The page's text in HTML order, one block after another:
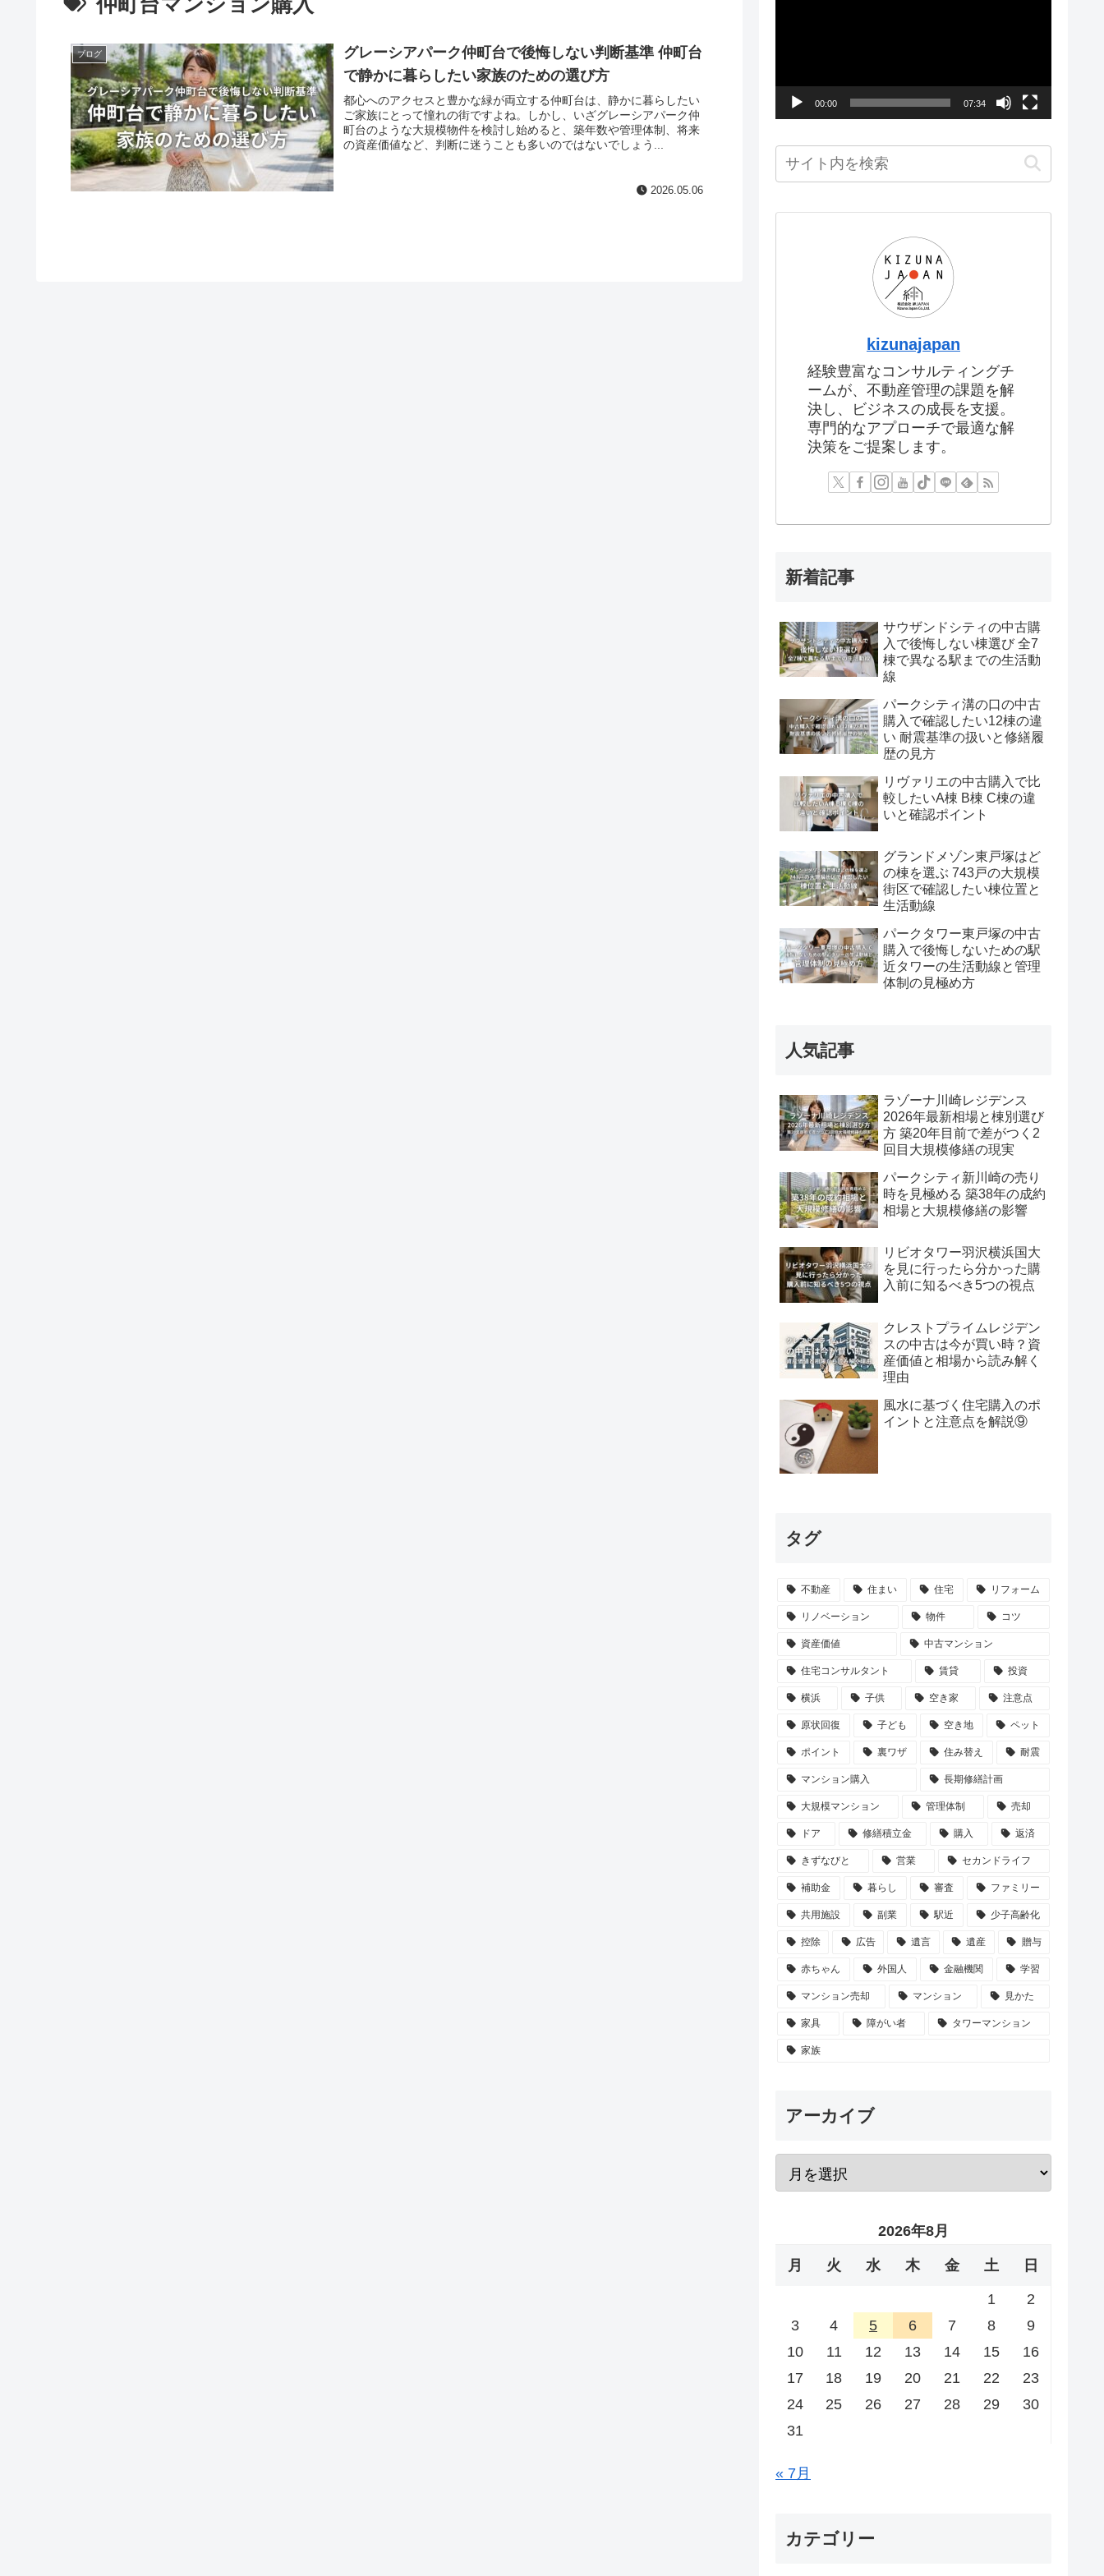
ブログ
グレーシアパーク仲町台で後悔しない判断基準 仲町台
で静かに暮らしたい家族のための選び方
都心へのアクセスと豊かな緑が両立する仲町台は、静かに暮らしたい
ご家族にとって憧れの街ですよね。しかし、いざグレーシアパーク仲
町台のような大規模物件を検討し始めると、築年数や管理体制、将来
の資産価値など、判断に迷うことも多いのではないでしょう...
2026.05.06
00:00 07:34
kizunajapan
経験豊富なコンサルティングチ
ームが、不動産管理の課題を解
決し、ビジネスの成長を支援。
専門的なアプローチで最適な解
決策をご提案します。
新着記事
サウザンドシティの中古購
入で後悔しない棟選び 全7
棟で異なる駅までの生活動
線
パークシティ溝の口の中古
購入で確認したい12棟の違
い 耐震基準の扱いと修繕履
歴の見方
リヴァリエの中古購入で比
較したいA棟 B棟 C棟の違
いと確認ポイント
グランドメゾン東戸塚はど
の棟を選ぶ 743戸の大規模
街区で確認したい棟位置と
生活動線
パークタワー東戸塚の中古
購入で後悔しないための駅
近タワーの生活動線と管理
体制の見極め方
人気記事
ラゾーナ川崎レジデンス
2026年最新相場と棟別選び
方 築20年目前で差がつく2
回目大規模修繕の現実
パークシティ新川崎の売り
時を見極める 築38年の成約
相場と大規模修繕の影響
リビオタワー羽沢横浜国大
を見に行ったら分かった購
入前に知るべき5つの視点
クレストプライムレジデン
スの中古は今が買い時？資
産価値と相場から読み解く
理由
風水に基づく住宅購入のポ
イントと注意点を解説⑨
タグ
不動産 住まい 住宅 リフォーム
リノベーション 物件 コツ
資産価値 中古マンション
住宅コンサルタント 賃貸 投資
横浜 子供 空き家 注意点
原状回復 子ども 空き地 ペット
ポイント 裏ワザ 住み替え 耐震
マンション購入 長期修繕計画
大規模マンション 管理体制 売却
ドア 修繕積立金 購入 返済
きずなびと 営業 セカンドライフ
補助金 暮らし 審査 ファミリー
共用施設 副業 駅近 少子高齢化
控除 広告 遺言 遺産 贈与
赤ちゃん 外国人 金融機関 学習
マンション売却 マンション 見かた
家具 障がい者 タワーマンション
家族
アーカイブ
2026年8月
月 火 水 木 金 土 日
1
2
3
4 5 6 7 8
9
10
11 12 13 14 15
16
17
18 19 20 21 22
23
24
25 26 27 28 29
30
31
« 7月
カテゴリー